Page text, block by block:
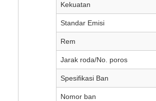
Kekuatan
Standar Emisi
Rem
Jarak roda/No. poros
Spesifikasi Ban
Nomor ban